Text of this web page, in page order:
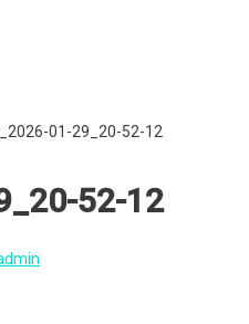
01-29_20-52-12
52-12